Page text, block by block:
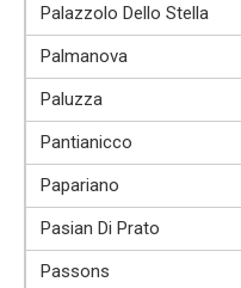
Palazzolo Dello Stella
Palmanova
Paluzza
Pantianicco
Papariano
Pasian Di Prato
Passons